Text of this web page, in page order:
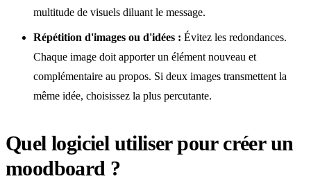
multitude de visuels diluant le message.
Répétition d'images ou d'idées : Évitez les redondances.
Chaque image doit apporter un élément nouveau et
complémentaire au propos. Si deux images transmettent la
même idée, choisissez la plus percutante.
Quel logiciel utiliser pour créer un
moodboard ?